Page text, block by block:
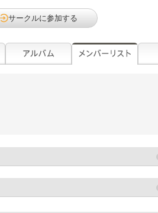
サークルに参加する